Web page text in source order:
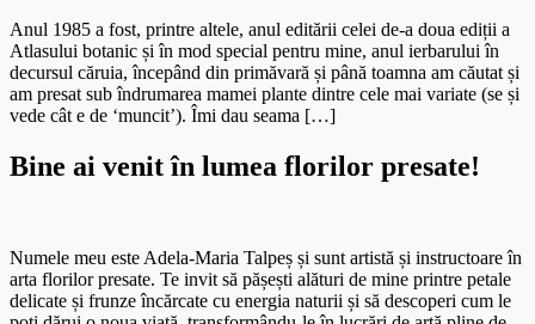
Anul 1985 a fost, printre altele, anul editării celei de-a doua ediții a
Atlasului botanic și în mod special pentru mine, anul ierbarului în
decursul căruia, începând din primăvară și până toamna am căutat și
am presat sub îndrumarea mamei plante dintre cele mai variate (se și
vede cât e de ‘muncit’). Îmi dau seama […]
Bine ai venit în lumea florilor presate!
Numele meu este Adela-Maria Talpeș și sunt artistă și instructoare în
arta florilor presate. Te invit să pășești alături de mine printre petale
delicate și frunze încărcate cu energia naturii și să descoperi cum le